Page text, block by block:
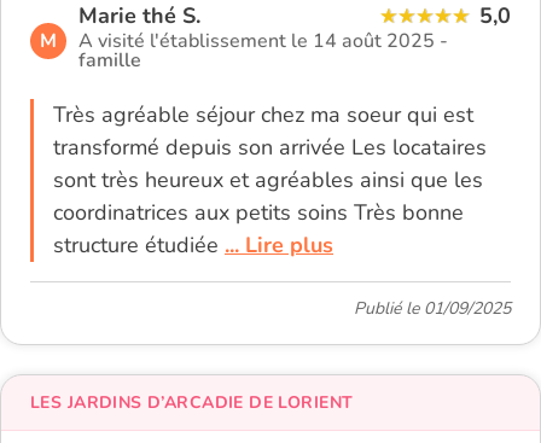
M
Marie thé S. 5,0
A visité l'établissement le 14 août 2025 -
famille
Très agréable séjour chez ma soeur qui est
transformé depuis son arrivée Les locataires
sont très heureux et agréables ainsi que les
coordinatrices aux petits soins Très bonne
structure étudiée ... Lire plus
Publié le 01/09/2025
LES JARDINS D’ARCADIE DE LORIENT